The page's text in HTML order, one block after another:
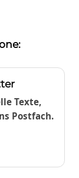
Texte,
Postfach.